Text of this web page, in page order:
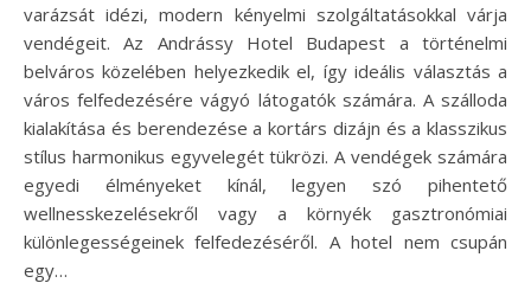
varázsát idézi, modern kényelmi szolgáltatásokkal várja
vendégeit. Az Andrássy Hotel Budapest a történelmi
belváros közelében helyezkedik el, így ideális választás a
város felfedezésére vágyó látogatók számára. A szálloda
kialakítása és berendezése a kortárs dizájn és a klasszikus
stílus harmonikus egyvelegét tükrözi. A vendégek számára
egyedi élményeket kínál, legyen szó pihentető
wellnesskezelésekről vagy a környék gasztronómiai
különlegességeinek felfedezéséről. A hotel nem csupán
egy…